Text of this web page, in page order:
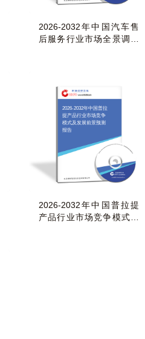
2026-2032年中国汽车售
后服务行业市场全景调研
2026-2032年中国普拉
提产品行业市场竞争
模式及发展前景预测
报告
2026-2032年中国普拉提
产品行业市场竞争模式及